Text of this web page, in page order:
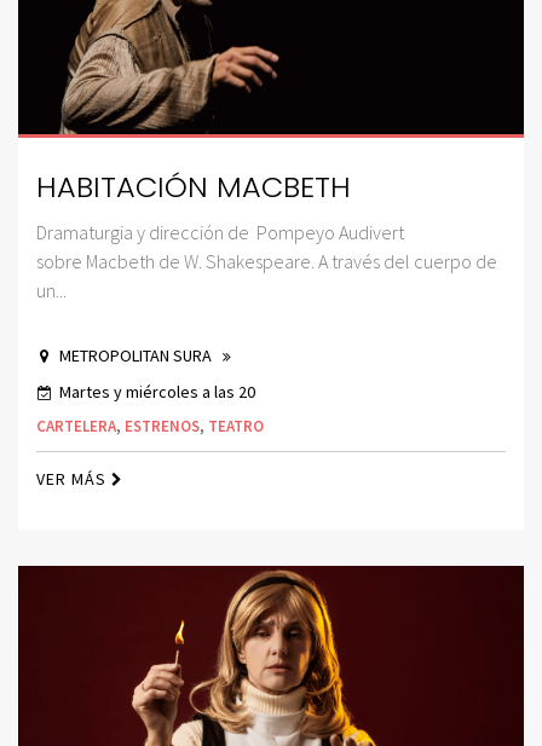
HABITACIÓN MACBETH
Dramaturgia y dirección de Pompeyo Audivert
sobre Macbeth de W. Shakespeare. A través del cuerpo de
un...
METROPOLITAN SURA
Martes y miércoles a las 20
CARTELERA, ESTRENOS, TEATRO
VER MÁS